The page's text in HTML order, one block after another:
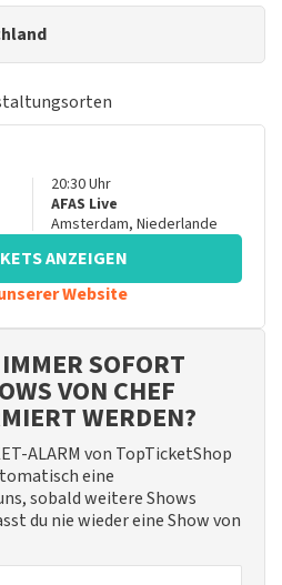
20:30Uhr
AFAS Live
Amsterdam, Niederlande
ANZEIGEN
Website
SOFORT
VON CHEF
WERDEN?
ALARM von TopTicketShop
eine
sobald weitere Shows
du nie wieder eine Show von